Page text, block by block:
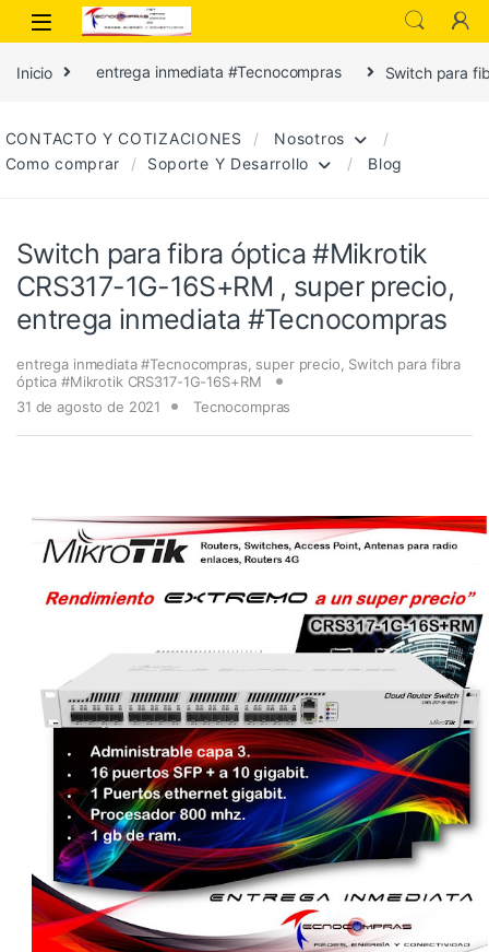
Inicio entrega inmediata #Tecnocompras Switch para
CONTACTO Y COTIZACIONES
Nosotros
Como comprar
Soporte Y Desarrollo Blog
Switch para fibra óptica #Mikrotik
CRS317-1G-16S+RM , super precio,
entrega inmediata #Tecnocompras
entrega inmediata #Tecnocompras super precio Switch para fibra
óptica #Mikrotik CRS317-1G-16S+RM
31 de agosto de 2021
Tecnocompras